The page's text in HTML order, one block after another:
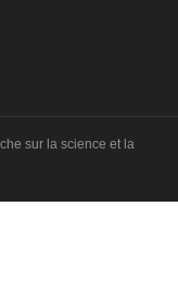
sur la science et la